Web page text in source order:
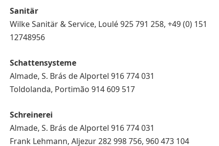
Sanitär
Wilke Sanitär & Service, Loulé 925 791 258, +49 (0) 151
12748956
Schattensysteme
Almade, S. Brás de Alportel 916 774 031
Toldolanda, Portimão 914 609 517
Schreinerei
Almade, S. Brás de Alportel 916 774 031
Frank Lehmann, Aljezur 282 998 756, 960 473 104